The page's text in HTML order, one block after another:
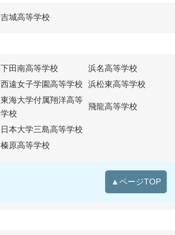
吉城高等学校
下田南高等学校
浜名高等学校
西遠女子学園高等学校 浜松東高等学校
東海大学付属翔洋高等
学校
飛龍高等学校
日本大学三島高等学校
榛原高等学校
▲ページTOP